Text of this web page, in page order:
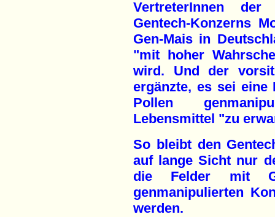
VertreterInnen
Gentech-Konzerns
Gen-Mais in
"mit hoher
wird. Und der
ergänzte, es sei eine
Pollen
Lebensmittel "zu
So bleibt den
auf lange Sicht nur
die Felder mit
genmanipulierten
werden.